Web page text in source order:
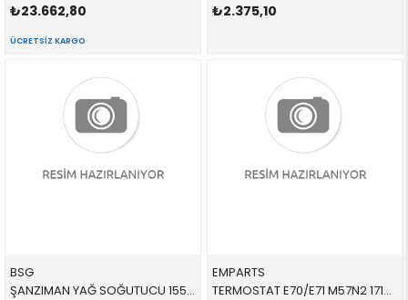
₺23.662,80
ÜCRETSIZ KARGO
₺2.375,10
BSG
ŞANZIMAN YAĞ SOĞUTUCU 15506039 UBC500120 UBC500120
EMPARTS
TERMOSTAT E70/E71 M57N2 17107558267 17107558267 17107558267 F20,F21,F30,F31 1.6,1.8,2.0İ 2012-2019